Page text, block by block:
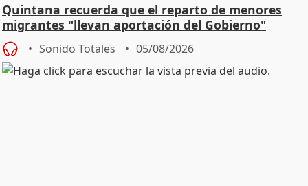
Quintana recuerda que el reparto de menores
migrantes "llevan aportación del Gobierno"
central
Sonido Totales 05/08/2026